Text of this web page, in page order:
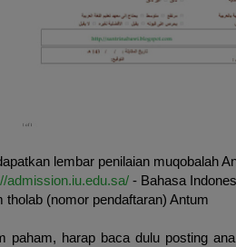
lembar penilaian muqobalah
admission.iu.edu.sa/ - Bahasa
(nomor pendaftaran) Antum
paham, harap baca dulu posting